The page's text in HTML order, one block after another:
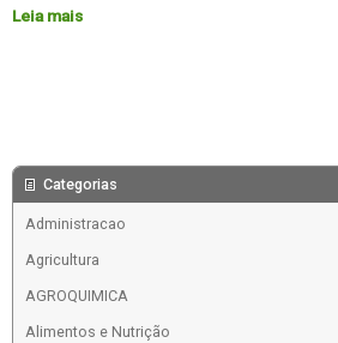
Leia mais
Categorias
Administracao
Agricultura
AGROQUIMICA
Alimentos e Nutrição